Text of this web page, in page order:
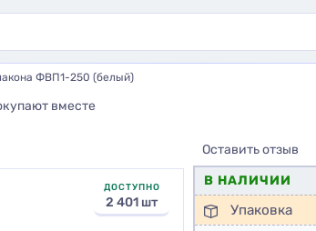
ФВП1-250 (белый)
вместе
ДОСТУПНО
2 401 шт
Оставить отзыв
В НАЛИЧИИ
Упаковка